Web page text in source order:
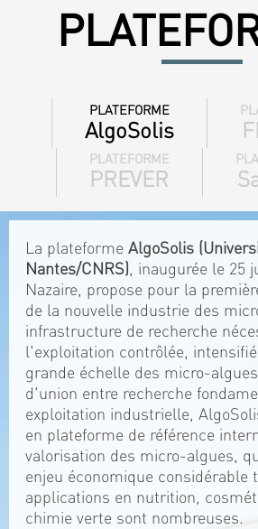
PLATEFORME
AlgoSolis
PLATEFORME
PREVER
La plateforme AlgoSolis
Nantes/CNRS), inaugurée le 25
Nazaire, propose pour la
de la nouvelle industrie des
infrastructure de recherche
l'exploitation contrôlée,
grande échelle des micro-
d'union entre recherche
exploitation industrielle,
en plateforme de référence
valorisation des micro-algues,
enjeu économique considérable
applications en nutrition,
chimie verte sont nombreuses.